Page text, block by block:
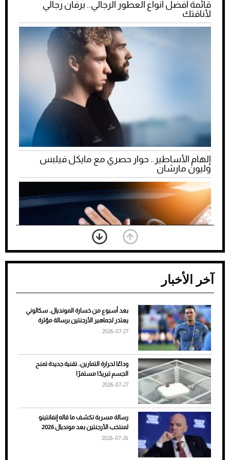
قائمة أفضل أنواع العطور الرجالي.. برفان رجالي
لأناقتك
إلهام الأساطير.. حوار حصري مع مايكل فيلبس
وليون مارشان
ضعف تبريد مكيف السيارة عند الوقوف.. أشهر
الأسباب والحلول
آخر الأخبار
بعد أسبوع من خسارة المونديال.. سكالوني
يعتذر لجماهير الأرجنتين برسالة مؤثرة
2026-07-27
وداعًا لحرارة التمارين.. تقنية جديدة تمنح
الجسم تبريدًا مستمرًا
2026-07-27
رسالة مسربة تكشف ما قاله إنفانتينو
لمنتخب الأرجنتين بعد مونديال 2026
2026-07-26